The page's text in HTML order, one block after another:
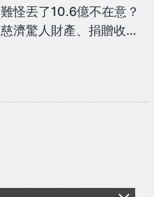
難怪丟了10.6億不在意？
慈濟驚人財產、捐贈收入